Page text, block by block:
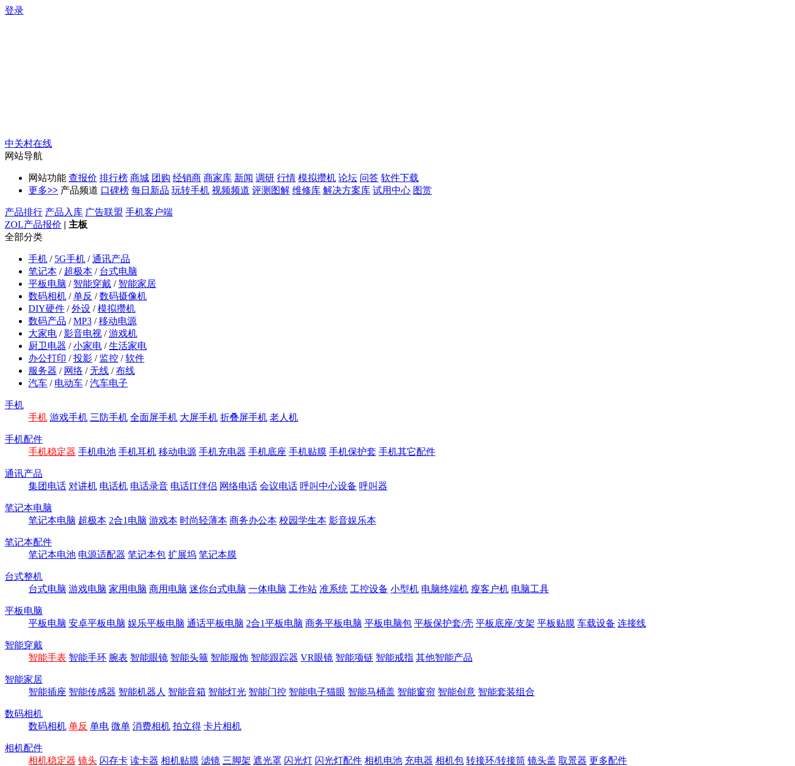
登录
中关村在线
网站导航
网站功能 查报价 排行榜 商城 团购 经销商 商家库 新闻 调研 行情 模拟攒机 论坛 问答 软件下载
更多>> 产品频道 口碑榜 每日新品 玩转手机 视频频道 评测图解 维修库 解决方案库 试用中心 图赏
产品排行 产品入库 广告联盟 手机客户端
ZOL产品报价 | 主板
全部分类
手机 / 5G手机 /通讯产品
笔记本 / 超极本 / 台式电脑
平板电脑 / 智能穿戴 / 智能家居
数码相机 /单反 /数码摄像机
DIY硬件 /外设 /模拟攒机
数码产品 /MP3 /移动电源
大家电 /影音电视 /游戏机
厨卫电器 /小家电 /生活家电
办公打印 /投影 / 监控 /软件
服务器 / 网络 /无线 /布线
汽车 / 电动车 /汽车电子
手机
手机 游戏手机 三防手机 全面屏手机 大屏手机 折叠屏手机 老人机
手机配件
手机稳定器 手机电池 手机耳机 移动电源 手机充电器 手机底座 手机贴膜 手机保护套 手机其它配件
通讯产品
集团电话 对讲机 电话机 电话录音 电话IT伴侣 网络电话 会议电话 呼叫中心设备 呼叫器
笔记本电脑
笔记本电脑 超极本 2合1电脑 游戏本 时尚轻薄本 商务办公本 校园学生本 影音娱乐本
笔记本配件
笔记本电池 电源适配器 笔记本包 扩展坞 笔记本膜
台式整机
台式电脑 游戏电脑 家用电脑 商用电脑 迷你台式电脑 一体电脑 工作站 准系统 工控设备 小型机 电脑终端机 瘦客户机 电脑工具
平板电脑
平板电脑 安卓平板电脑 娱乐平板电脑 通话平板电脑 2合1平板电脑 商务平板电脑 平板电脑包 平板保护套/壳 平板底座/支架 平板贴膜 车载设备 连接线
智能穿戴
智能手表 智能手环 腕表 智能眼镜 智能头箍 智能服饰 智能跟踪器 VR眼镜 智能项链 智能戒指 其他智能产品
智能家居
智能插座 智能传感器 智能机器人 智能音箱 智能灯光 智能门控 智能电子猫眼 智能马桶盖 智能窗帘 智能创意 智能套装组合
数码相机
数码相机 单反 单电 微单 消费相机 拍立得 卡片相机
相机配件
相机稳定器 镜头 闪存卡 读卡器 相机贴膜 滤镜 三脚架 遮光罩 闪光灯 闪光灯配件 相机电池 充电器 相机包 转接环/转接筒 镜头盖 取景器 更多配件